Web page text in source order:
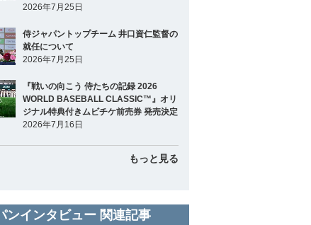
2026年7月25日
侍ジャパントップチーム 井口資仁監督の
就任について
2026年7月25日
『戦いの向こう 侍たちの記録 2026
WORLD BASEBALL CLASSIC™』オリ
ジナル特典付きムビチケ前売券 発売決定
2026年7月16日
もっと見る
ンインタビュー 関連記事